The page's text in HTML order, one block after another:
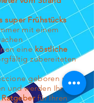
super Frühstücks
mit einem
eineköstliche
zubereiteten
geboren und
und werden Ihr
für Ihren